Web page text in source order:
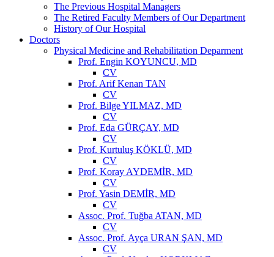
The Previous Hospital Managers
The Retired Faculty Members of Our Department
History of Our Hospital
Doctors
Physical Medicine and Rehabilitation Deparment
Prof. Engin KOYUNCU, MD
CV
Prof. Arif Kenan TAN
CV
Prof. Bilge YILMAZ, MD
CV
Prof. Eda GÜRÇAY, MD
CV
Prof. Kurtuluş KÖKLÜ, MD
CV
Prof. Koray AYDEMİR, MD
CV
Prof. Yasin DEMİR, MD
CV
Assoc. Prof. Tuğba ATAN, MD
CV
Assoc. Prof. Ayça URAN ŞAN, MD
CV